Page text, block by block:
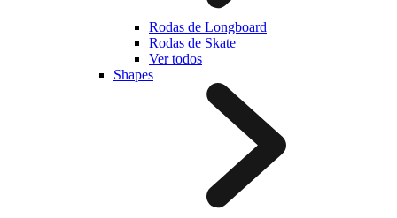
Rodas de Longboard
Rodas de Skate
Ver todos
Shapes